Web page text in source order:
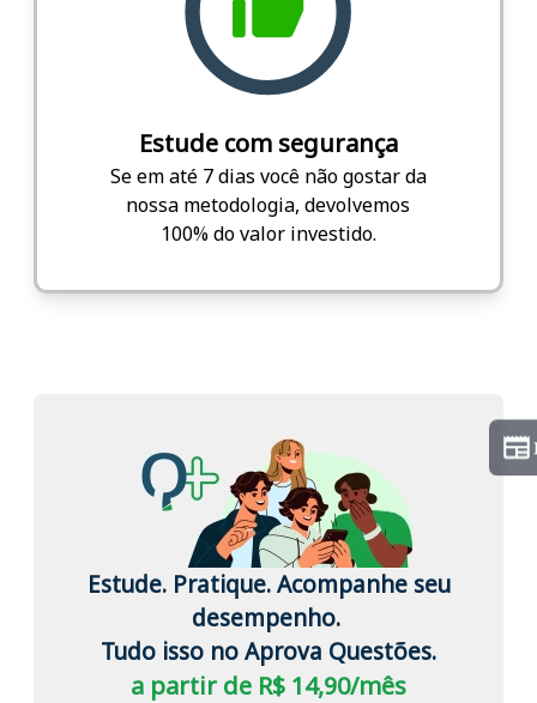
Estude com segurança
Se em até 7 dias você não gostar da
nossa metodologia, devolvemos
100% do valor investido.
Estude. Pratique. Acompanhe seu
desempenho.
Tudo isso no Aprova Questões.
a partir de R$ 14,90/mês